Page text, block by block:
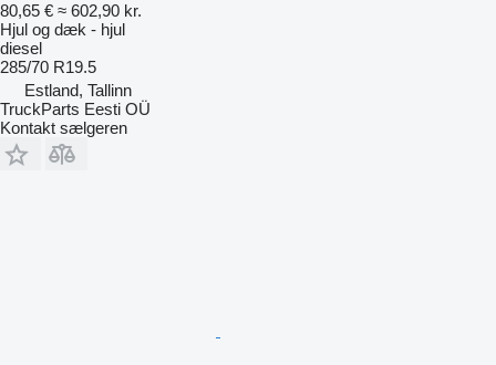
80,65 € ≈ 602,90 kr.
Hjul og dæk - hjul
diesel
285/70 R19.5
Estland, Tallinn
TruckParts Eesti OÜ
Kontakt sælgeren